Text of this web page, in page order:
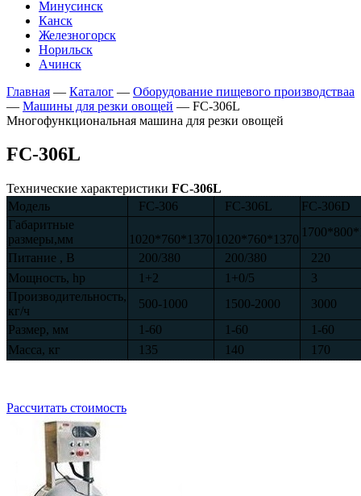
Минусинск
Канск
Железногорск
Норильск
Ачинск
Главная — Каталог — Оборудование пищевого производстваа
— Машины для резки овощей — FC-306L
Многофункциональная машина для резки овощей
FC-306L
Технические характеристики FC-306L
Модель
FC-306 FC-306L
FC-306D
Габаритные
размеры,мм
1020*760*1370 1020*760*1370
Питание , В
200/380 200/380
220
Мощность, hp
1+2 1+0/5
3
Производительность,
кг/ч
500-1000 1500-2000
3000
Размер, мм
1-60 1-60
1-60
Масса, кг
135 140 170
Рассчитать стоимость